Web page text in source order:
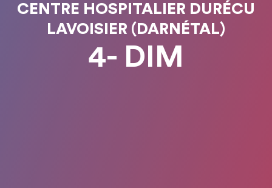
CENTRE HOSPITALIER DURÉCU
LAVOISIER (DARNÉTAL)
4- DIM